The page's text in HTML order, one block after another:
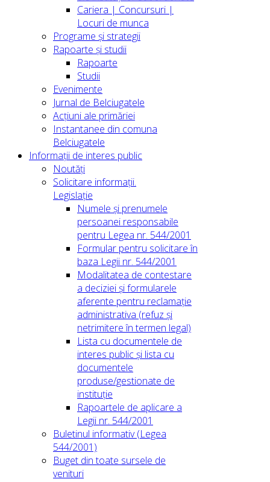
Cariera | Concursuri |
Locuri de munca
Programe și strategii
Rapoarte și studii
Rapoarte
Studii
Evenimente
Jurnal de Belciugatele
Acțiuni ale primăriei
Instantanee din comuna
Belciugatele
Informații de interes public
Noutăți
Solicitare informații.
Legislație
Numele și prenumele
persoanei responsabile
pentru Legea nr. 544/2001
Formular pentru solicitare în
baza Legii nr. 544/2001
Modalitatea de contestare
a deciziei și formularele
aferente pentru reclamație
administrativa (refuz și
netrimitere în termen legal)
Lista cu documentele de
interes public și lista cu
documentele
produse/gestionate de
instituție
Rapoartele de aplicare a
Legii nr. 544/2001
Buletinul informativ (Legea
544/2001)
Buget din toate sursele de
venituri